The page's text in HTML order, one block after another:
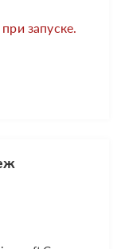
запуске.